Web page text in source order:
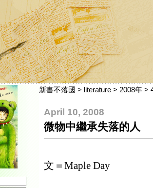
新書不落國 > literature > 2008年 >
April 10, 2008
微物中繼承失落的人
文＝ Maple Day